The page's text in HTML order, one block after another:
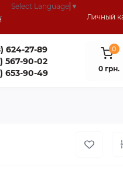
Select Language ▼
Личный
624-27-89
567-90-02
653-90-49
0
0 грн.